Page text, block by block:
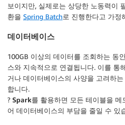
보이지만, 실제로는 상당한 노동력이
환을 Spring Batch로 진행한다고 가정
데이터베이스
100GB 이상의 데이터를 조회하는 동
스와 지속적으로 연결됩니다. 이를 통
거나 데이터베이스의 사양을 고려하
합니다.
? Spark를 활용하면 모든 테이블을 메
어 데이터베이스의 부담을 줄일 수 있